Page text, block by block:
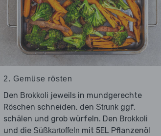
2. Gemüse rösten
Den Brokkoli jeweils in mundgerechte
Röschen schneiden, den Strunkggf.
schälen und grob würfeln. Den Brokkoli
und die Süßkartoffeln mit 5EL Pflanzenöl